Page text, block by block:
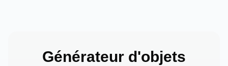
Générateur d'objets